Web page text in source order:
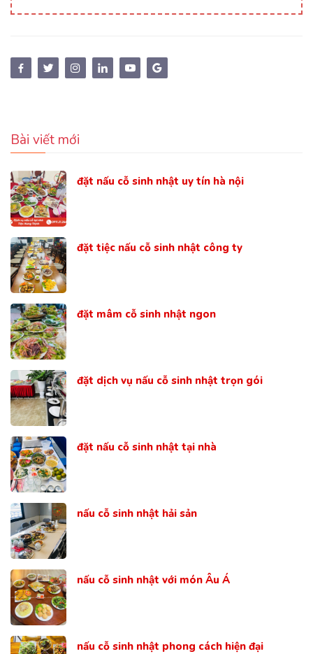
Bài viết mới
đặt nấu cỗ sinh nhật uy tín hà nội
đặt tiệc nấu cỗ sinh nhật công ty
đặt mâm cỗ sinh nhật ngon
đặt dịch vụ nấu cỗ sinh nhật trọn gói
đặt nấu cỗ sinh nhật tại nhà
nấu cỗ sinh nhật hải sản
nấu cỗ sinh nhật với món Âu Á
nấu cỗ sinh nhật phong cách hiện đại